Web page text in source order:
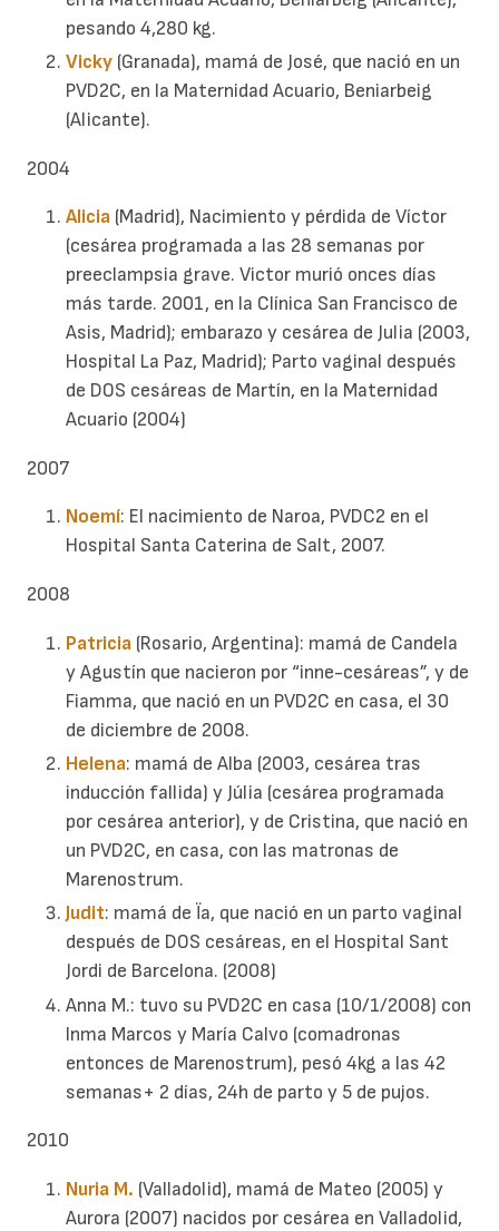
pesando 4,280 kg.
Vicky (Granada), mamá de José, que nació en un
PVD2C, en la Maternidad Acuario, Beniarbeig
(Alicante).
2004
Alicia (Madrid), Nacimiento y pérdida de Víctor
(cesárea programada a las 28 semanas por
preeclampsia grave. Victor murió onces días
más tarde. 2001, en la Clínica San Francisco de
Asis, Madrid); embarazo y cesárea de Julia (2003,
Hospital La Paz, Madrid); Parto vaginal después
de DOS cesáreas de Martín, en la Maternidad
Acuario (2004)
2007
Noemí: El nacimiento de Naroa, PVDC2 en el
Hospital Santa Caterina de Salt, 2007.
2008
Patricia (Rosario, Argentina): mamá de Candela
y Agustín que nacieron por “inne-cesáreas”, y de
Fiamma, que nació en un PVD2C en casa, el 30
de diciembre de 2008.
Helena: mamá de Alba (2003, cesárea tras
inducción fallida) y Júlia (cesárea programada
por cesárea anterior), y de Cristina, que nació en
un PVD2C, en casa, con las matronas de
Marenostrum.
Judit: mamá de Ïa, que nació en un parto vaginal
después de DOS cesáreas, en el Hospital Sant
Jordi de Barcelona. (2008)
Anna M.: tuvo su PVD2C en casa (10/1/2008) con
Inma Marcos y María Calvo (comadronas
entonces de Marenostrum), pesó 4kg a las 42
semanas+ 2 días, 24h de parto y 5 de pujos.
2010
Nuria M. (Valladolid), mamá de Mateo (2005) y
Aurora (2007) nacidos por cesárea en Valladolid,